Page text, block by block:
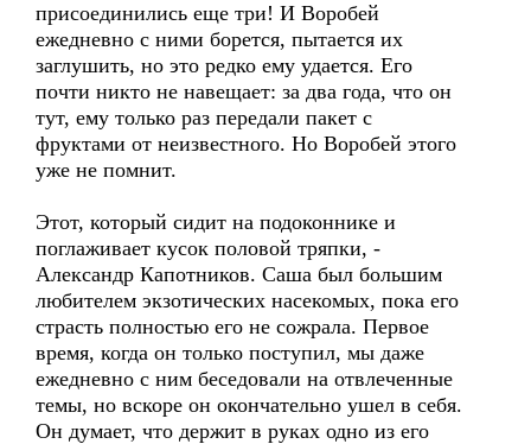
присоединились еще три! И Воробей
ежедневно с ними борется, пытается их
заглушить, но это редко ему удается. Его
почти никто не навещает: за два года, что он
тут, ему только раз передали пакет с
фруктами от неизвестного. Но Воробей этого
уже не помнит.
Этот, который сидит на подоконнике и
поглаживает кусок половой тряпки, -
Александр Капотников. Саша был большим
любителем экзотических насекомых, пока его
страсть полностью его не сожрала. Первое
время, когда он только поступил, мы даже
ежедневно с ним беседовали на отвлеченные
темы, но вскоре он окончательно ушел в себя.
Он думает, что держит в руках одно из его